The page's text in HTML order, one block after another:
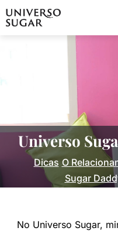
Universo
Dicas O
Sugar
No Universo Sugar,